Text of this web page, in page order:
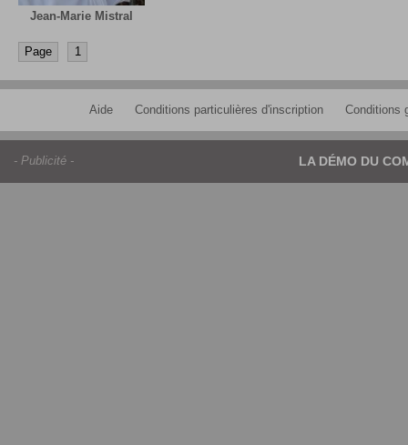
Jean-Marie Mistral
Page 1
Aide Conditions particulières d'inscription Conditions
LA DÉMO DU
- Publicité -